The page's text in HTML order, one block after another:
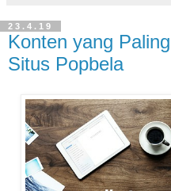
23.4.19
Konten yang
Situs Popbela